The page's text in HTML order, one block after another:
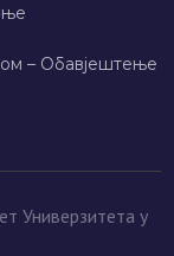
– Обавјештење
Универзитета у